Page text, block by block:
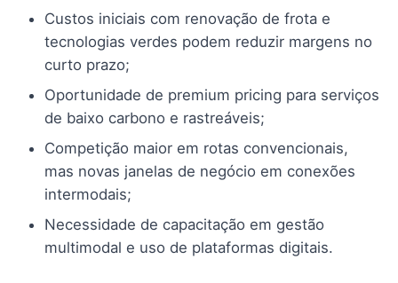
Custos iniciais com renovação de frota e
tecnologias verdes podem reduzir margens no
curto prazo;
Oportunidade de premium pricing para serviços
de baixo carbono e rastreáveis;
Competição maior em rotas convencionais,
mas novas janelas de negócio em conexões
intermodais;
Necessidade de capacitação em gestão
multimodal e uso de plataformas digitais.